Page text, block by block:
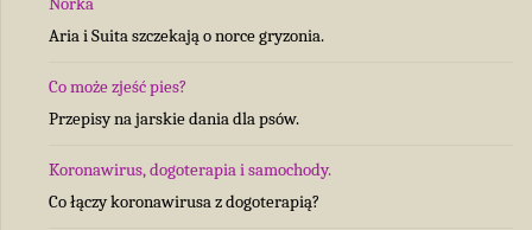
Aria i Suita szczekają o norce gryzonia.
Co może zjeść pies?
Przepisy na jarskie dania dla psów.
Koronawirus, dogoterapia i samochody.
Co łączy koronawirusa z dogoterapią?